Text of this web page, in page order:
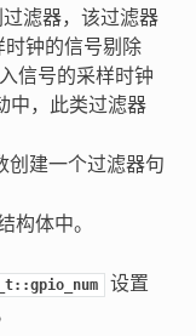
滤器，该过滤器
钟的信号剔除
信号的采样时钟
中，此类过滤器
创建一个过滤器句
构体中。
设置